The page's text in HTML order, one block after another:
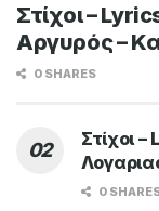
Στίχοι –
Αργυρός –
0 SHARES
Στίχοι
0